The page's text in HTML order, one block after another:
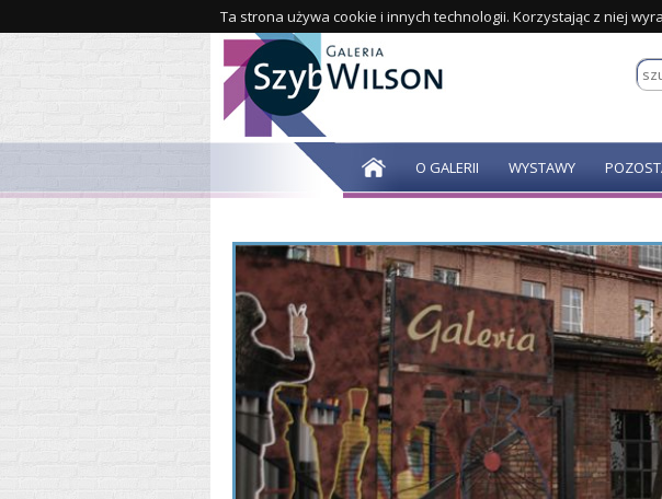
Ta strona używa cookie i innych technologii. Korzystając z niej
O GALERII WYSTAWY